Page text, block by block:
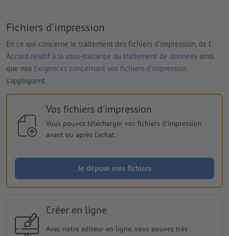
Fichiers d'impression
En ce qui concerne le traitement des fichiers d'impression, de l'
Accord relatif à la sous-traitance du traitement de données ainsi
que nos Exigences concernant vos fichiers d'impression
s'appliquent
Vos fichiers d'impression
Vous pouvez télécharger vos fichiers d'impression
avant ou après l'achat.
Je dépose mes fichiers
Créer en ligne
Avec notre éditeur en ligne, vous pouvez très